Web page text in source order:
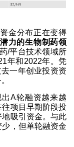
金分布正在变得
力的生物制药领
/平台技术领域所
年和2022年。凭
一年创业投资资
A轮融资越来越
项目早期阶段投
吸引资金。与此
，但单轮融资金